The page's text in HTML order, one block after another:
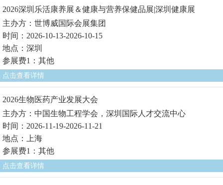
2026深圳乐活康养展＆健康与营养保健品展|深圳健康展
主办方：世博威国际会展集团
时间：2026-10-13-2026-10-15
地点：深圳
参展费1：其他
点击查看详情
2026生物医药产业发展大会
主办方：中国生物工程学会，深圳国际人才交流中心
时间：2026-11-19-2026-11-21
地点：上海
参展费1：其他
点击查看详情